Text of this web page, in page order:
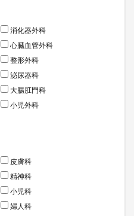
消化器外科
心臓血管外科
整形外科
泌尿器科
大腸肛門科
小児外科
皮膚科
精神科
小児科
婦人科